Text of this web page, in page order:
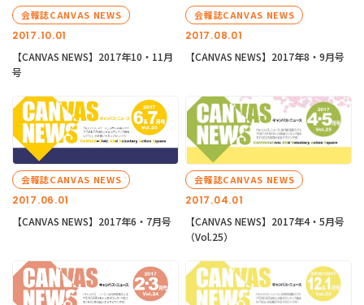
2017.10.01
会報誌CANVAS NEWS
【CANVAS NEWS】2017年10・11月
号
2017.08.01
会報誌CANVAS NEWS
【CANVAS NEWS】2017年8・9月号
2017.06.01
会報誌CANVAS NEWS
【CANVAS NEWS】2017年6・7月号
2017.04.01
会報誌CANVAS NEWS
【CANVAS NEWS】2017年4・5月号
（Vol.25）